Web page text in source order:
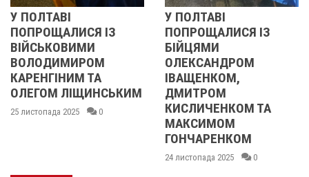
ІЗ
ТА
ЛІЩИНСЬКИМ
2025 0
У ПОЛТАВІ
ПОПРОЩАЛИСЯ ІЗ
БІЙЦЯМИ
ОЛЕКСАНДРОМ
ІВАЩЕНКОМ,
ДМИТРОМ
КИСЛИЧЕНКОМ ТА
МАКСИМОМ
ГОНЧАРЕНКОМ
24 листопада 2025 0
2013